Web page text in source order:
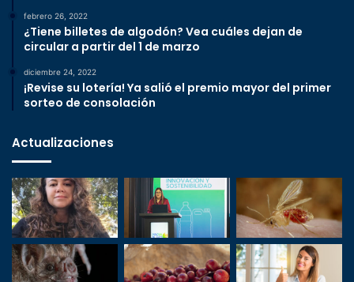
febrero 26, 2022
¿Tiene billetes de algodón? Vea cuáles dejan de
circular a partir del 1 de marzo
diciembre 24, 2022
¡Revise su lotería! Ya salió el premio mayor del primer
sorteo de consolación
Actualizaciones